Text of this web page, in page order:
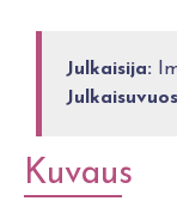
Julkaisija:
Kuvaus